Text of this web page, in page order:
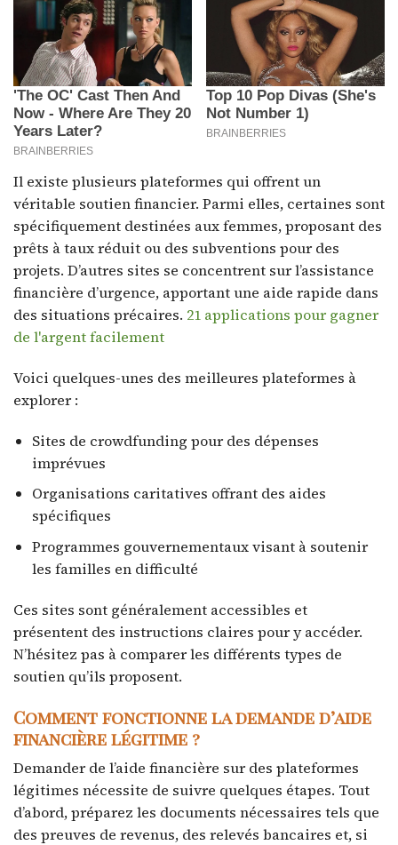
Il existe plusieurs plateformes qui offrent un
véritable soutien financier. Parmi elles, certaines sont
spécifiquement destinées aux femmes, proposant des
prêts à taux réduit ou des subventions pour des
projets. D’autres sites se concentrent sur l’assistance
financière d’urgence, apportant une aide rapide dans
des situations précaires. 21 applications pour gagner
de l'argent facilement
Voici quelques-unes des meilleures plateformes à
explorer :
Sites de crowdfunding pour des dépenses
imprévues
Organisations caritatives offrant des aides
spécifiques
Programmes gouvernementaux visant à soutenir
les familles en difficulté
Ces sites sont généralement accessibles et
présentent des instructions claires pour y accéder.
N’hésitez pas à comparer les différents types de
soutien qu’ils proposent.
Comment fonctionne la demande d’aide
financière légitime ?
Demander de l’aide financière sur des plateformes
légitimes nécessite de suivre quelques étapes. Tout
d’abord, préparez les documents nécessaires tels que
des preuves de revenus, des relevés bancaires et, si